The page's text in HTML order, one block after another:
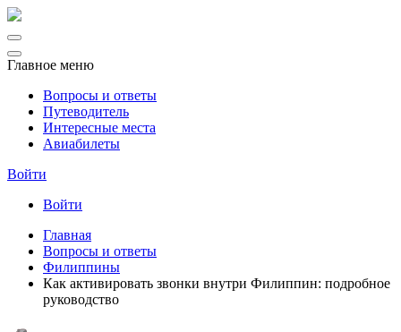
Главное меню
Вопросы и ответы
Путеводитель
Интересные места
Авиабилеты
Войти
Войти
Главная
Вопросы и ответы
Филиппины
Как активировать звонки внутри Филиппин: подробное
руководство